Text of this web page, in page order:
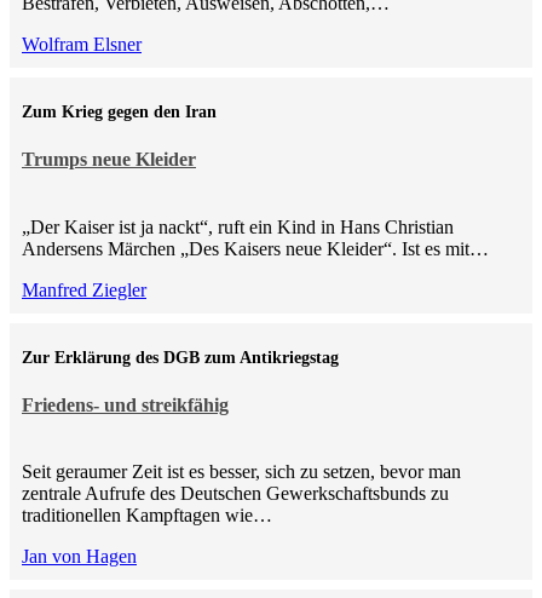
Wolfram Elsner
Trumps neue Kleider
Zum Krieg gegen den Iran
„Der Kaiser ist ja nackt“, ruft ein Kind in Hans Christian
Andersens Märchen „Des Kaisers neue Kleider“. Ist es mit…
Manfred Ziegler
Friedens- und streikfähig
Zur Erklärung des DGB zum Antikriegstag
Seit geraumer Zeit ist es besser, sich zu setzen, bevor man
zentrale Aufrufe des Deutschen Gewerkschaftsbunds zu
traditionellen Kampftagen wie…
Jan von Hagen